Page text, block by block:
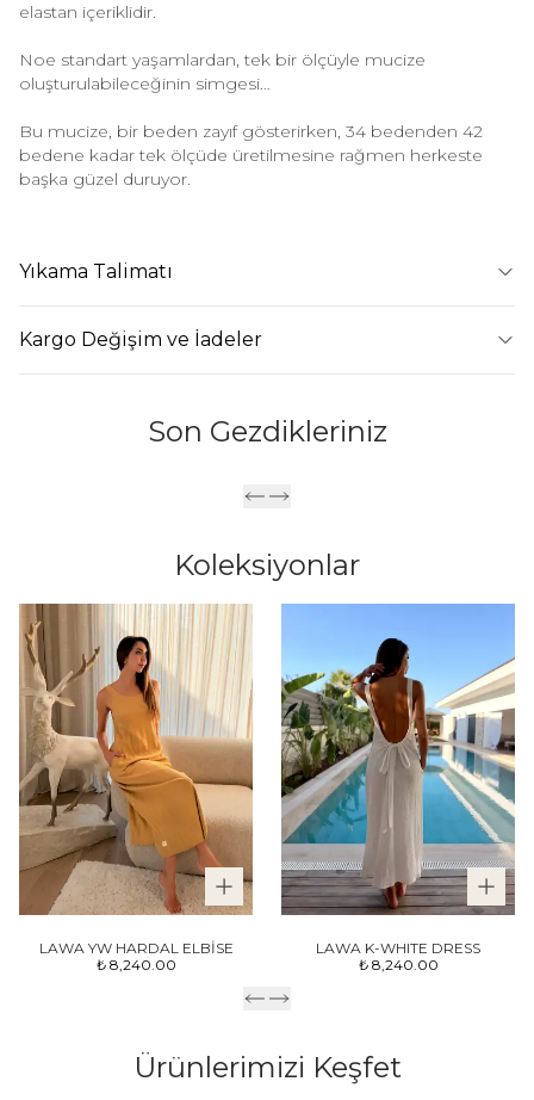
elastan içeriklidir.
Noe standart yaşamlardan, tek bir ölçüyle mucize
oluşturulabileceğinin simgesi…
Bu mucize, bir beden zayıf gösterirken, 34 bedenden 42
bedene kadar tek ölçüde üretilmesine rağmen herkeste
başka güzel duruyor.
Yıkama Talimatı
Kargo Değişim ve İadeler
Son Gezdikleriniz
Koleksiyonlar
LAWA YW HARDAL ELBİSE
₺ 8,240.00
LAWA K-WHITE DRESS
₺ 8,240.00
Ürünlerimizi Keşfet